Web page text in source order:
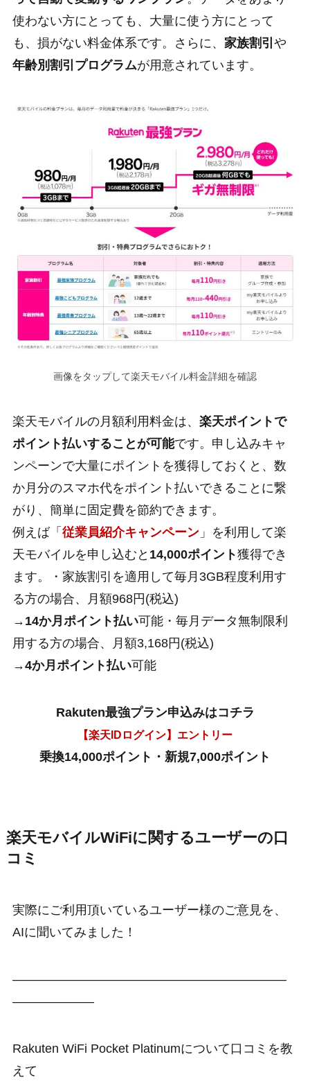
使わない方にとっても、大量に使う方にとって
も、損がない料金体系です。さらに、 家族割引 や
年齢別割引プログラムが用意されています。
画像をタップして楽天モバイル料金詳細を確認
楽天モバイルの月額利用料金は、 楽天ポイントで
ポイント払いすることが可能です。申し込みキャ
ンペーンで大量にポイントを獲得しておくと、数
か月分のスマホ代をポイント払いできることに繋
がり、簡単に固定費を節約できます。
例えば「 従業員紹介キャンペーン」を利用して楽
天モバイルを申し込むと 14,000ポイント獲得でき
ます。・家族割引を適用して毎月3GB程度利用す
る方の場合、月額968円(税込)
→ 14か月ポイント払い可能・毎月データ無制限利
用する方の場合、月額3,168円(税込)
→4か月ポイント払い可能
Rakuten最強プラン申込みはコチラ
【楽天IDログイン】エントリー
乗換14,000ポイント・新規7,000ポイント
楽天モバイルWiFiに関するユーザーの口
コミ
実際にご利用頂いているユーザー様のご意見を、
AIに聞いてみました！
——————————————————————
——————–
Rakuten WiFi Pocket Platinumについて口コミを教
えて